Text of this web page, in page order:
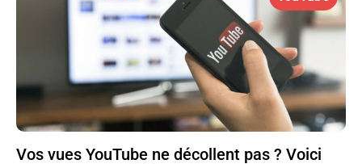
Vos vues YouTube ne décollent pas ? Voici